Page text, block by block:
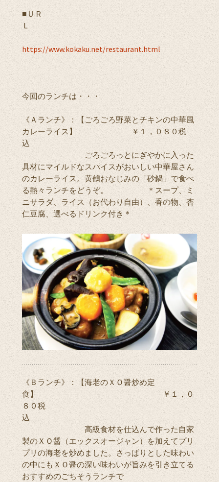
■ＵＲ
Ｌ
https://www.kokaku.net/restaurant.html
今回のランチは・・・
《Ａランチ》：【ごろごろ野菜とチキンの中華風
カレーライス】 ￥１，０８０税
込
ごろごろっとにぎやかに入った
具材にマイルドなスパイスがおいしい中華屋さん
のカレーライス。黄鶴おなじみの「砂鍋」で食べ
る熱々ランチをどうぞ。 ＊スープ、ミ
ニサラダ、ライス（お代わり自由）、香の物、杏
仁豆腐、選べるドリンク付き＊
《Ｂランチ》：【海老のＸＯ醤炒め定
食】 ￥１，０
８０税
込
高級食材を仕込んで作った自家
製のＸＯ醤（エックスオージャン）を加えてプリ
プリの海老を炒めました。さっぱりとした味わい
の中にもＸＯ醤の深い味わいが旨みを引き立てる
おすすめのごちそうランチで